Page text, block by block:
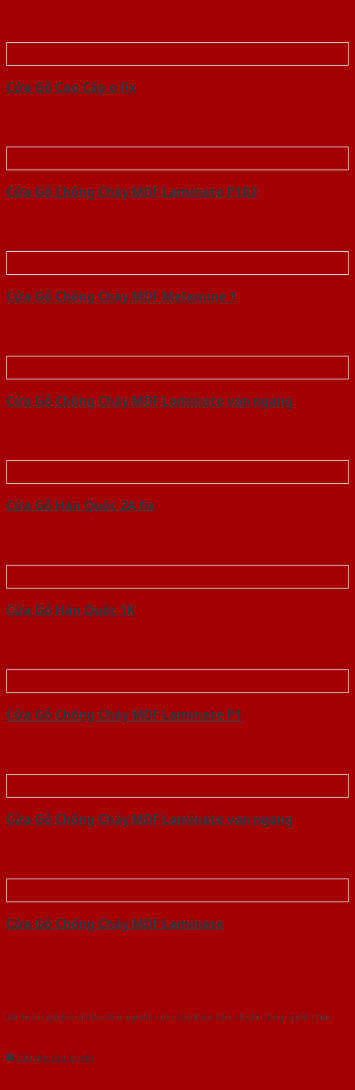
Cửa Gỗ Cao Cấp o fix
Cửa Gỗ Chống Cháy MDF Laminate P1R2
Cửa Gỗ Chống Cháy MDF Melamine 1
Cửa Gỗ Chống Cháy MDF Laminate van ngang
Cửa Gỗ Hàn Quốc 2A fix
Cửa Gỗ Hàn Quốc 1K
Cửa Gỗ Chống Cháy MDF Laminate P1
Cửa Gỗ Chống Cháy MDF Laminate van ngang
Cửa Gỗ Chống Cháy MDF Laminate
Với kinh nghiệm nhiêu năm nghiên cứu cửa theo tiêu chuẩn công nghệ Châu
Âu.Chúng tôi tự tin là nhà sản xuất & cung cấp hàng đầu tại Việt Nam!
Gửi yêu cầu tư vấn